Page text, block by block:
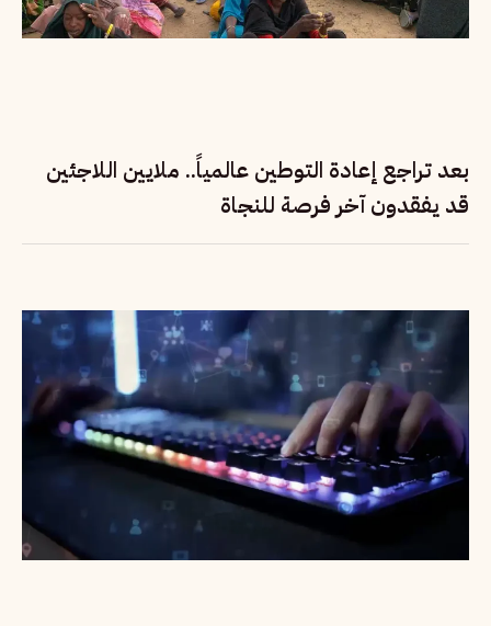
بعد تراجع إعادة التوطين عالمياً.. ملايين اللاجئين
قد يفقدون آخر فرصة للنجاة